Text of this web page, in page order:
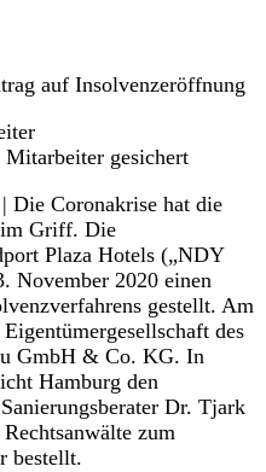
auf Insolvenzeröffnung
Mitarbeiter gesichert
Die Coronakrise hat die
im Griff. Die
Plaza Hotels („NDY
November 2020 einen
gestellt. Am
des
GmbH & Co. KG. In
Hamburg den
Dr. Tjark
zum
bestellt.